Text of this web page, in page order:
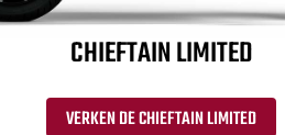
CHIEFTAIN LIMITED
VERKEN DE CHIEFTAIN LIMITED